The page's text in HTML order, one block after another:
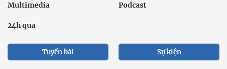
Multimedia Podcast
24h qua
Tuyến bài Sự kiện